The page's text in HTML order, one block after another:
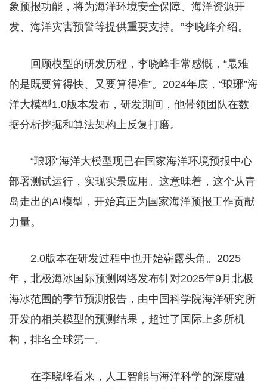
象预报功能，将为海洋环境安全保障、海洋资源开
发、海洋灾害预警等提供重要支持。”李晓峰介绍。
回顾模型的研发历程，李晓峰非常感慨，“最难
的是既要算得快、又要算得准”。2024年底，“琅琊”海
洋大模型1.0版本发布，研发期间，他带领团队在数
据分析挖掘和算法架构上反复打磨。
“琅琊”海洋大模型现已在国家海洋环境预报中心
部署测试运行，实现实景应用。这意味着，这个从青
岛走出的AI模型，开始真正为国家海洋预报工作贡献
力量。
2.0版本在研发过程中也开始崭露头角。2025
年，北极海冰国际预测网络发布针对2025年9月北极
海冰范围的季节预测报告，由中国科学院海洋研究所
开发的相关模型的预测结果，超过了国际上多所机
构，排名全球第一。
在李晓峰看来，人工智能与海洋科学的深度融